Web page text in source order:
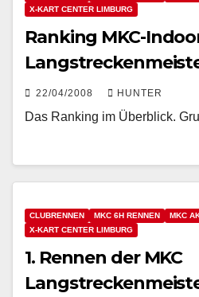
X-KART CENTER LIMBURG
Ranking MKC-
22/04/2008 HUNTER
Das Ranking im Überblick.
CLUBRENNEN MKC 6H RENNEN MKC
X-KART CENTER LIMBURG
1. Rennen der MKC